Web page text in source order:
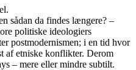
sådan da findes længere? –
politiske ideologiers
postmodernismen; i en tid hvor
af etniske konflikter. Derom
– mere eller mindre subtilt.